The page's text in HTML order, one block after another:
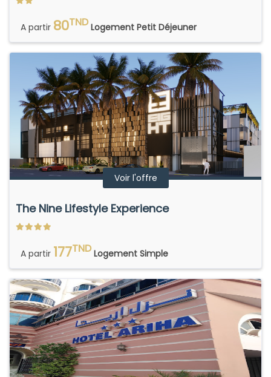
A partir 80TND Logement Petit Déjeuner
Voir l'offre
The Nine Lifestyle Experience
A partir 177TND Logement Simple